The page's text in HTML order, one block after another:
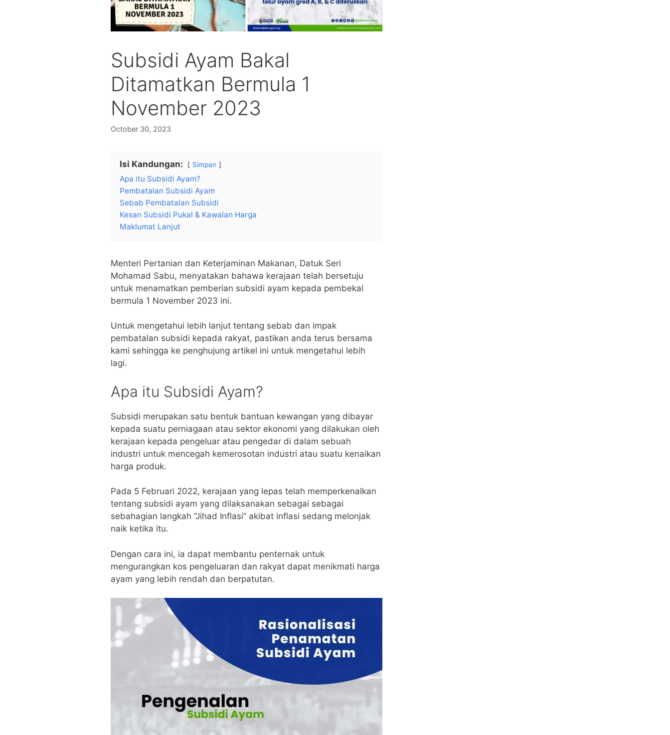
Subsidi Ayam Bakal
Ditamatkan Bermula 1
November 2023
October 30, 2023
Isi Kandungan: Simpan
Apa itu Subsidi Ayam?
Pembatalan Subsidi Ayam
Sebab Pembatalan Subsidi
Kesan Subsidi Pukal & Kawalan Harga
Maklumat Lanjut
Menteri Pertanian dan Keterjaminan Makanan, Datuk Seri
Mohamad Sabu, menyatakan bahawa kerajaan telah bersetuju
untuk menamatkan pemberian subsidi ayam kepada pembekal
bermula 1 November 2023 ini.
Untuk mengetahui lebih lanjut tentang sebab dan impak
pembatalan subsidi kepada rakyat, pastikan anda terus bersama
kami sehingga ke penghujung artikel ini untuk mengetahui lebih
lagi.
Apa itu Subsidi Ayam?
Subsidi merupakan satu bentuk bantuan kewangan yang dibayar
kepada suatu perniagaan atau sektor ekonomi yang dilakukan oleh
kerajaan kepada pengeluar atau pengedar di dalam sebuah
industri untuk mencegah kemerosotan industri atau suatu kenaikan
harga produk.
Pada 5 Februari 2022, kerajaan yang lepas telah memperkenalkan
tentang subsidi ayam yang dilaksanakan sebagai sebagai
sebahagian langkah “Jihad Inflasi” akibat inflasi sedang melonjak
naik ketika itu.
Dengan cara ini, ia dapat membantu penternak untuk
mengurangkan kos pengeluaran dan rakyat dapat menikmati harga
ayam yang lebih rendah dan berpatutan.